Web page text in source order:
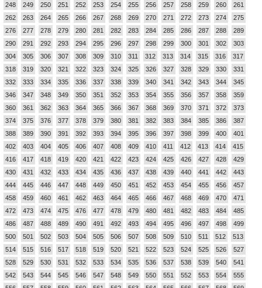
248
249 250 251 252 253 254 255 256 257 258 259 260
261
262
263 264 265 266 267 268 269 270 271 272 273 274
275
276
277 278 279 280 281 282 283 284 285 286 287 288
289
290
291 292 293 294 295 296 297 298 299 300 301 302
303
304
305 306 307 308 309 310 311 312 313 314 315 316
317
318
319 320 321 322 323 324 325 326 327 328 329 330
331
332
333 334 335 336 337 338 339 340 341 342 343 344
345
346
347 348 349 350 351 352 353 354 355 356 357 358
359
360
361 362 363 364 365 366 367 368 369 370 371 372
373
374
375 376 377 378 379 380 381 382 383 384 385 386
387
388
389 390 391 392 393 394 395 396 397 398 399 400
401
402
403 404 405 406 407 408 409 410 411 412 413 414
415
416
417 418 419 420 421 422 423 424 425 426 427 428
429
430
431 432 433 434 435 436 437 438 439 440 441 442
443
444
445 446 447 448 449 450 451 452 453 454 455 456
457
458
459 460 461 462 463 464 465 466 467 468 469 470
471
472
473 474 475 476 477 478 479 480 481 482 483 484
485
486
487 488 489 490 491 492 493 494 495 496 497 498
499
500
501 502 503 504 505 506 507 508 509 510 511 512
513
514
515 516 517 518 519 520 521 522 523 524 525 526
527
528
529 530 531 532 533 534 535 536 537 538 539 540
541
542
543 544 545 546 547 548 549 550 551 552 553 554
555